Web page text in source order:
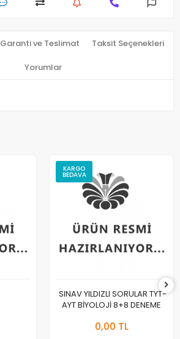
Garanti ve Teslimat Taksit Seçenekleri
Yorumlar
KARGO
BEDAVA
SINAV YILDIZLI SORULAR TYT-
AYT BİYOLOJİ 8+8 DENEME
0,00 TL